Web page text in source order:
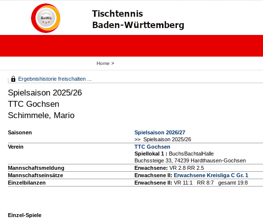
Home >
Ergebnishistorie freischalten ...
Spielsaison 2025/26
TTC Gochsen
Schimmele, Mario
Saisonen
Spielsaison 2026/27
>> Spielsaison 2025/26
Verein
TTC Gochsen
Spiellokal 1 : BuchsBachtalHalle
Buchssteige 33, 74239 Hardthausen-Gochsen
Mannschaftsmeldung
Erwachsene: VR 2.8 RR 2.5
Mannschaftseinsätze
Erwachsene II: Erwachsene Kreisliga C Gr. 1
Einzelbilanzen
Erwachsene II: VR 11:1 RR 8:7 gesamt 19:8
Einzel-Spiele